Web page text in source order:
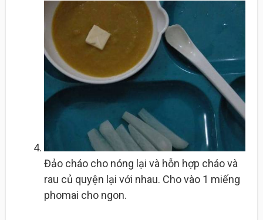
Đảo cháo cho nóng lại và hỗn hợp cháo và
rau củ quyện lại với nhau. Cho vào 1 miếng
phomai cho ngon.